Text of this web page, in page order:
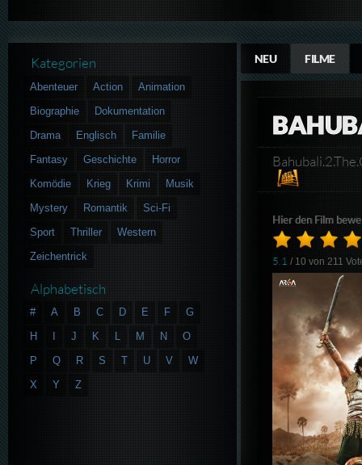
NEU FILME
Hier den Film
5.1 / 10 von211
Kategorien
Abenteuer Action
Animation
Biographie
Dokumentation
Drama
Englisch
Familie
Fantasy
Geschichte
Horror
Komödie
Krieg Krimi
Musik
Mystery
Romantik
Sci-Fi
Sport
Thriller
Western
Zeichentrick
Alphabetisch
# A B C D E F
G
H
J K L M N
O
P
Q R S T U V
W
X
Y Z